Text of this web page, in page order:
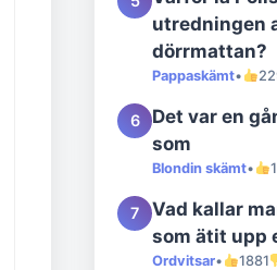
utredningen
dörrmattan?
Pappaskämt•
6
Det var en
som
Blondin skämt•
7
Vad kallar
som ätit upp
Ordvitsar• 1881